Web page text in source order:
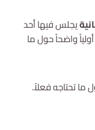
يجلس فيها أحد
واضحاً حول ما
ما تحتاجه فعلاً.